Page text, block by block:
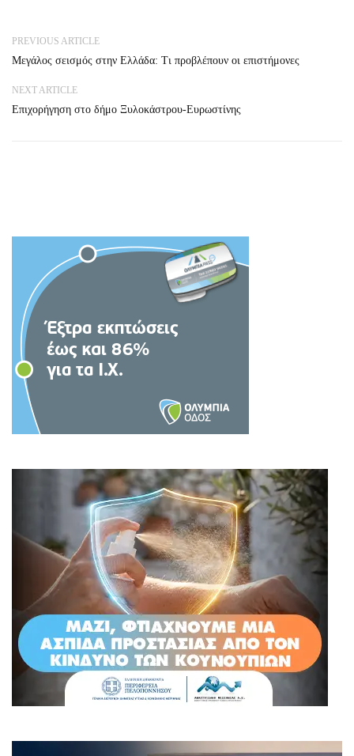
PREVIOUS ARTICLE
Μεγάλος σεισμός στην Ελλάδα: Τι προβλέπουν οι επιστήμονες
NEXT ARTICLE
Επιχορήγηση στο δήμο Ξυλοκάστρου-Ευρωστίνης